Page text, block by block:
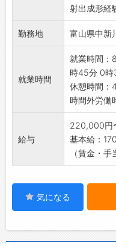
射出成形経
勤務地 富山県中新
就業時間
就業時間：
時45分 0
休憩時間：
時間外労働
給与
220,000円
基本給：
（賃金・
気になる